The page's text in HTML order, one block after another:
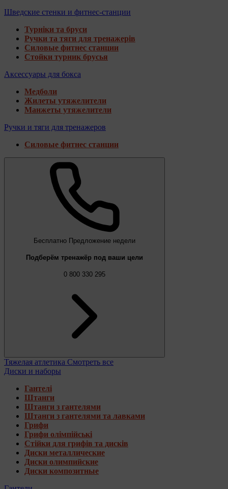
Шведские стенки и фитнес-станции
Турніки та бруси
Ручки та тяги для тренажерів
Силовые фитнес станции
Стойки турник брусья
Аксессуары для бокса
Медболи
Жилеты утяжелители
Манжеты утяжелители
Ручки и тяги для тренажеров
Силовые фитнес станции
Бесплатно Предложение недели
Подберём тренажёр под ваши цели
0 800 330 295
Тяжелая атлетика Смотреть все
Диски и наборы
Гантелі
Штанги
Штанги з гантелями
Штанги з гантелями та лавками
Грифи
Грифи олімпійські
Стійки для грифів та дисків
Диски металлические
Диски олимпийские
Диски композитные